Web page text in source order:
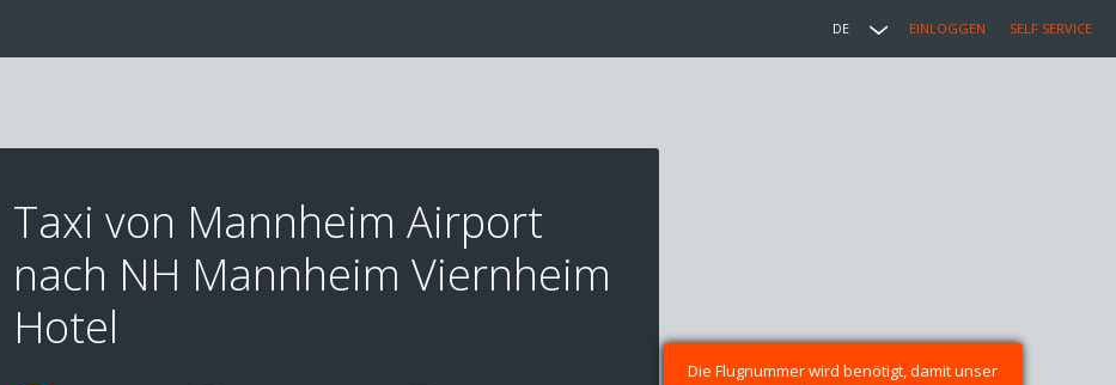
DE EINLOGGEN SELF SERVICE
Taxi von Mannheim Airport
nach NH Mannheim Viernheim
Hotel
Die Flugnummer wird benötigt, damit unser